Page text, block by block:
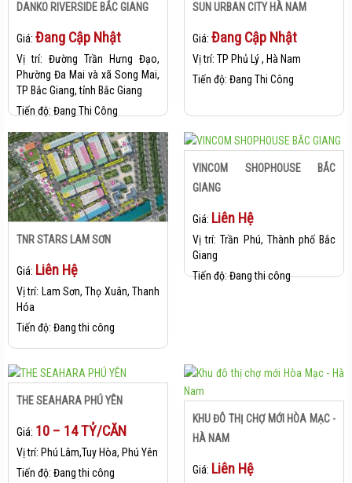
DANKO RIVERSIDE BẮC GIANG
Giá: Đang Cập Nhật
Vị trí: Đường Trần Hưng Đạo,
Phường Đa Mai và xã Song Mai,
TP Bắc Giang, tỉnh Bắc Giang
Tiến độ: Đang Thi Công
SUN URBAN CITY HÀ NAM
Giá: Đang Cập Nhật
Vị trí: TP Phủ Lý , Hà Nam
Tiến độ: Đang Thi Công
TNR STARS LAM SƠN
Giá: Liên Hệ
Vị trí: Lam Sơn, Thọ Xuân, Thanh
Hóa
Tiến độ: Đang thi công
VINCOM SHOPHOUSE BẮC
GIANG
Giá: Liên Hệ
Vị trí:Trần Phú, Thành phố Bắc
Giang
Tiến độ:Đang thi công
THE SEAHARA PHÚ YÊN
Giá: 10 – 14 TỶ/CĂN
Vị trí: Phú Lâm,Tuy Hòa, Phú Yên
Tiến độ: Đang thi công
KHU ĐÔ THỊ CHỢ MỚI HÒA MẠC -
HÀ NAM
Giá: Liên Hệ